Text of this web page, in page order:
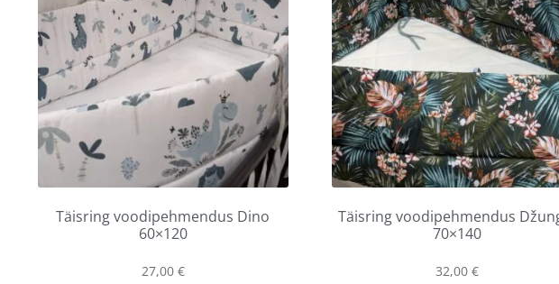
Täisring voodipehmendus Dino
60×120
27,00 €
Täisring voodipehmendus
70×140
32,00 €